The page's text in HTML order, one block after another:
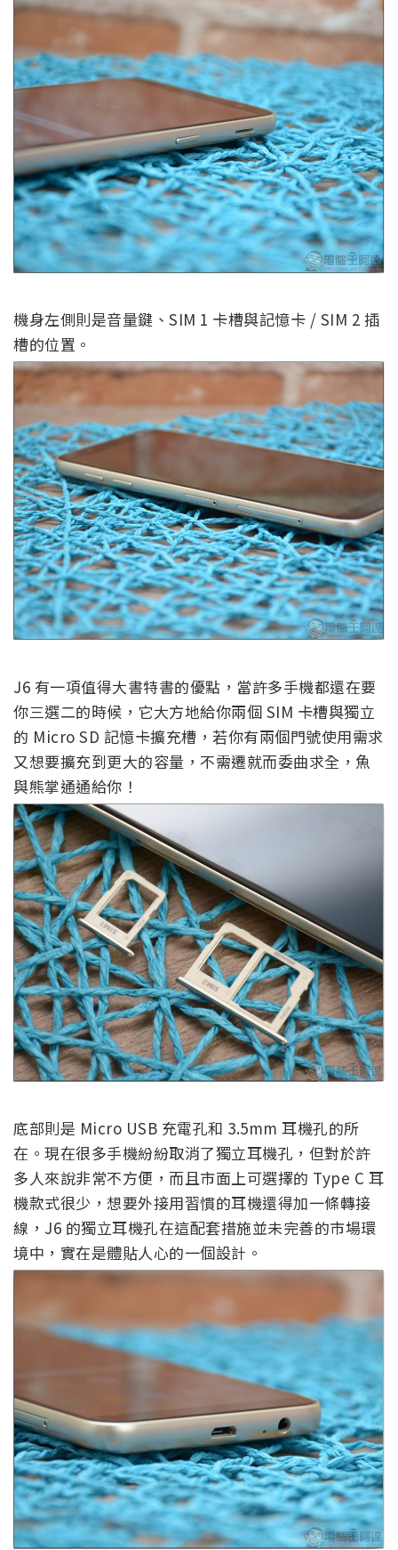
機身左側則是音量鍵、SIM 1 卡槽與記憶卡 / SIM 2 插
槽的位置。
J6 有一項值得大書特書的優點，當許多手機都還在要
你三選二的時候，它大方地給你兩個 SIM 卡槽與獨立
的 Micro SD 記憶卡擴充槽，若你有兩個門號使用需求
又想要擴充到更大的容量，不需遷就而委曲求全，魚
與熊掌通通給你！
底部則是 Micro USB 充電孔和 3.5mm 耳機孔的所
在。現在很多手機紛紛取消了獨立耳機孔，但對於許
多人來說非常不方便，而且市面上可選擇的 Type C 耳
機款式很少，想要外接用習慣的耳機還得加一條轉接
線，J6 的獨立耳機孔在這配套措施並未完善的市場環
境中，實在是體貼人心的一個設計。